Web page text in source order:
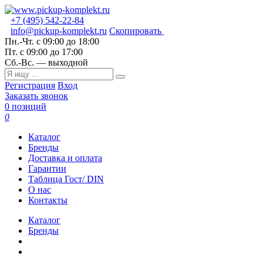
+7 (495) 542-22-84
info@pickup-komplekt.ru Скопировать
Пн.-Чт. с 09:00 до 18:00
Пт. с 09:00 до 17:00
Сб.-Вс. — выходной
Регистрация Вход
Заказать звонок
0 позиций
0
Каталог
Бренды
Доставка и оплата
Гарантии
Таблица Гост/ DIN
О нас
Контакты
Каталог
Бренды